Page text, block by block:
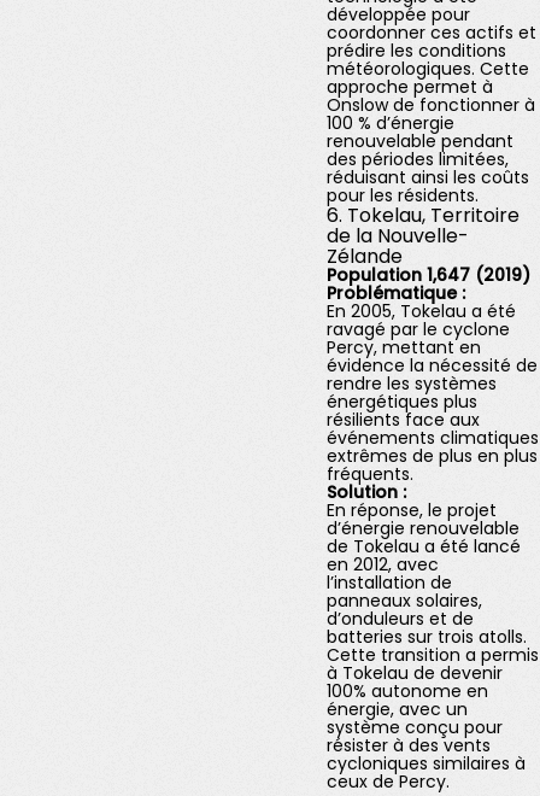
développée pour
coordonner ces actifs et
prédire les conditions
météorologiques. Cette
approche permet à
Onslow de fonctionner à
100 % d’énergie
renouvelable pendant
des périodes limitées,
réduisant ainsi les coûts
pour les résidents.
6. Tokelau, Territoire
de la Nouvelle-
Zélande
Population 1,647 (2019)
Problématique :
En 2005, Tokelau a été
ravagé par le cyclone
Percy, mettant en
évidence la nécessité de
rendre les systèmes
énergétiques plus
résilients face aux
événements climatiques
extrêmes de plus en plus
fréquents.
Solution :
En réponse, le projet
d’énergie renouvelable
de Tokelau a été lancé
en 2012, avec
l’installation de
panneaux solaires,
d’onduleurs et de
batteries sur trois atolls.
Cette transition a permis
à Tokelau de devenir
100% autonome en
énergie, avec un
système conçu pour
résister à des vents
cycloniques similaires à
ceux de Percy.